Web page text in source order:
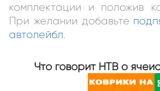
комплектации и положив
При желании добавьте
автолейбл.
Что говорит НТВ о